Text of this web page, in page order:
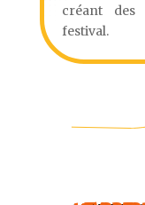
créant des
festival.